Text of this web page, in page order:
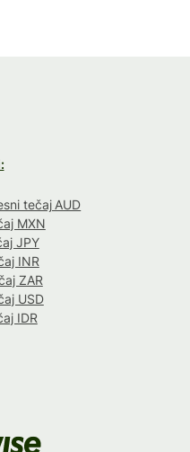
tečaj AUD
MXN
JPY
INR
ZAR
USD
IDR